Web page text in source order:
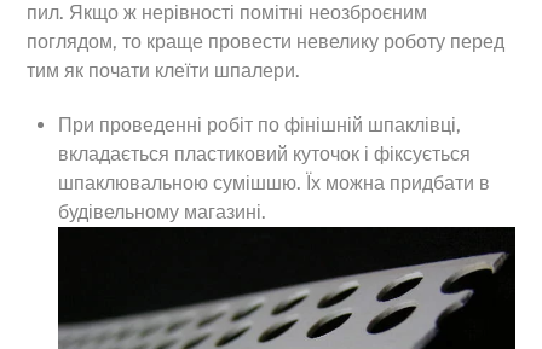
пил. Якщо ж нерівності помітні неозброєним
поглядом, то краще провести невелику роботу перед
тим як почати клеїти шпалери.
При проведенні робіт по фінішній шпаклівці,
вкладається пластиковий куточок і фіксується
шпаклювальною сумішшю. Їх можна придбати в
будівельному магазині.